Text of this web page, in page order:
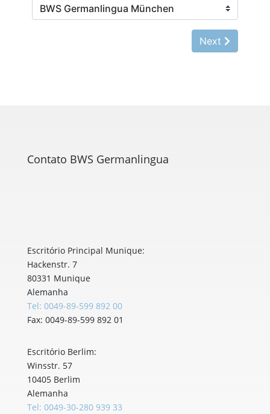
Contato BWS Germanlingua
Escritório Principal Munique:
Hackenstr. 7
80331 Munique
Alemanha
Tel: 0049-89-599 892 00
Fax: 0049-89-599 892 01
Escritório Berlim:
Winsstr. 57
10405 Berlim
Alemanha
Tel: 0049-30-280 939 33